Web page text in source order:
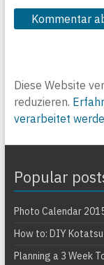
Diese Website
reduzieren.
verarbeitet
Popular
Photo Calendar
How to: DIY Kotatsu
Planning a 3 Week